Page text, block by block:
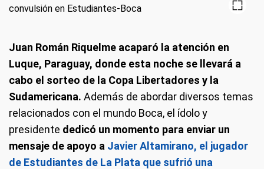
Juan Román Riquelme acaparó la atención en
Luque, Paraguay, donde esta noche se llevará a
cabo el sorteo de la Copa Libertadores y la
Sudamericana. Además de abordar diversos temas
relacionados con el mundo Boca, el ídolo y
presidente dedicó un momento para enviar un
mensaje de apoyo a Javier Altamirano, el jugador
de Estudiantes de La Plata que sufrió una